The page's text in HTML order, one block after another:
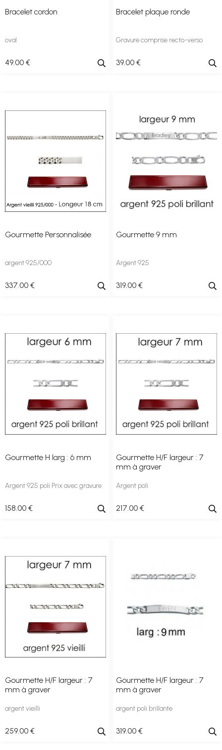
Bracelet cordon
oval
49.00 €
Bracelet plaque ronde
Gravure comprise recto-verso
39.00 €
Gourmette Personnalisée
argent 925/000
337 .00 €
Gourmette 9 mm
Argent 925
319.00 €
Gourmette H larg : 6 mm
Argent 925 poli Prix avec gravure
158 .00 €
Gourmette H/F largeur : 7
mm à graver
Argent poli
217 .00 €
Gourmette H/F largeur : 7
mm à graver
argent vieilli
259.00 €
Gourmette H/F largeur : 7
mm à graver
argent poli brillante
319.00 €